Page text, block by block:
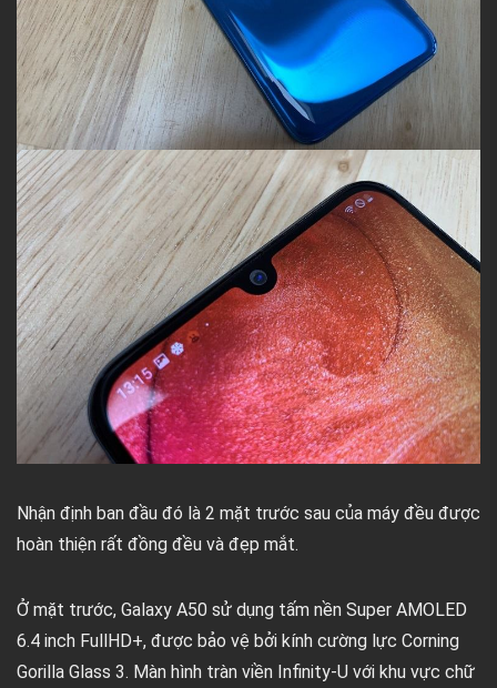
Nhận định ban đầu đó là 2 mặt trước sau của máy đều được
hoàn thiện rất đồng đều và đẹp mắt.
Ở mặt trước, Galaxy A50 sử dụng tấm nền Super AMOLED
6.4 inch FullHD+, được bảo vệ bởi kính cường lực Corning
Gorilla Glass 3. Màn hình tràn viền Infinity-U với khu vực chữ